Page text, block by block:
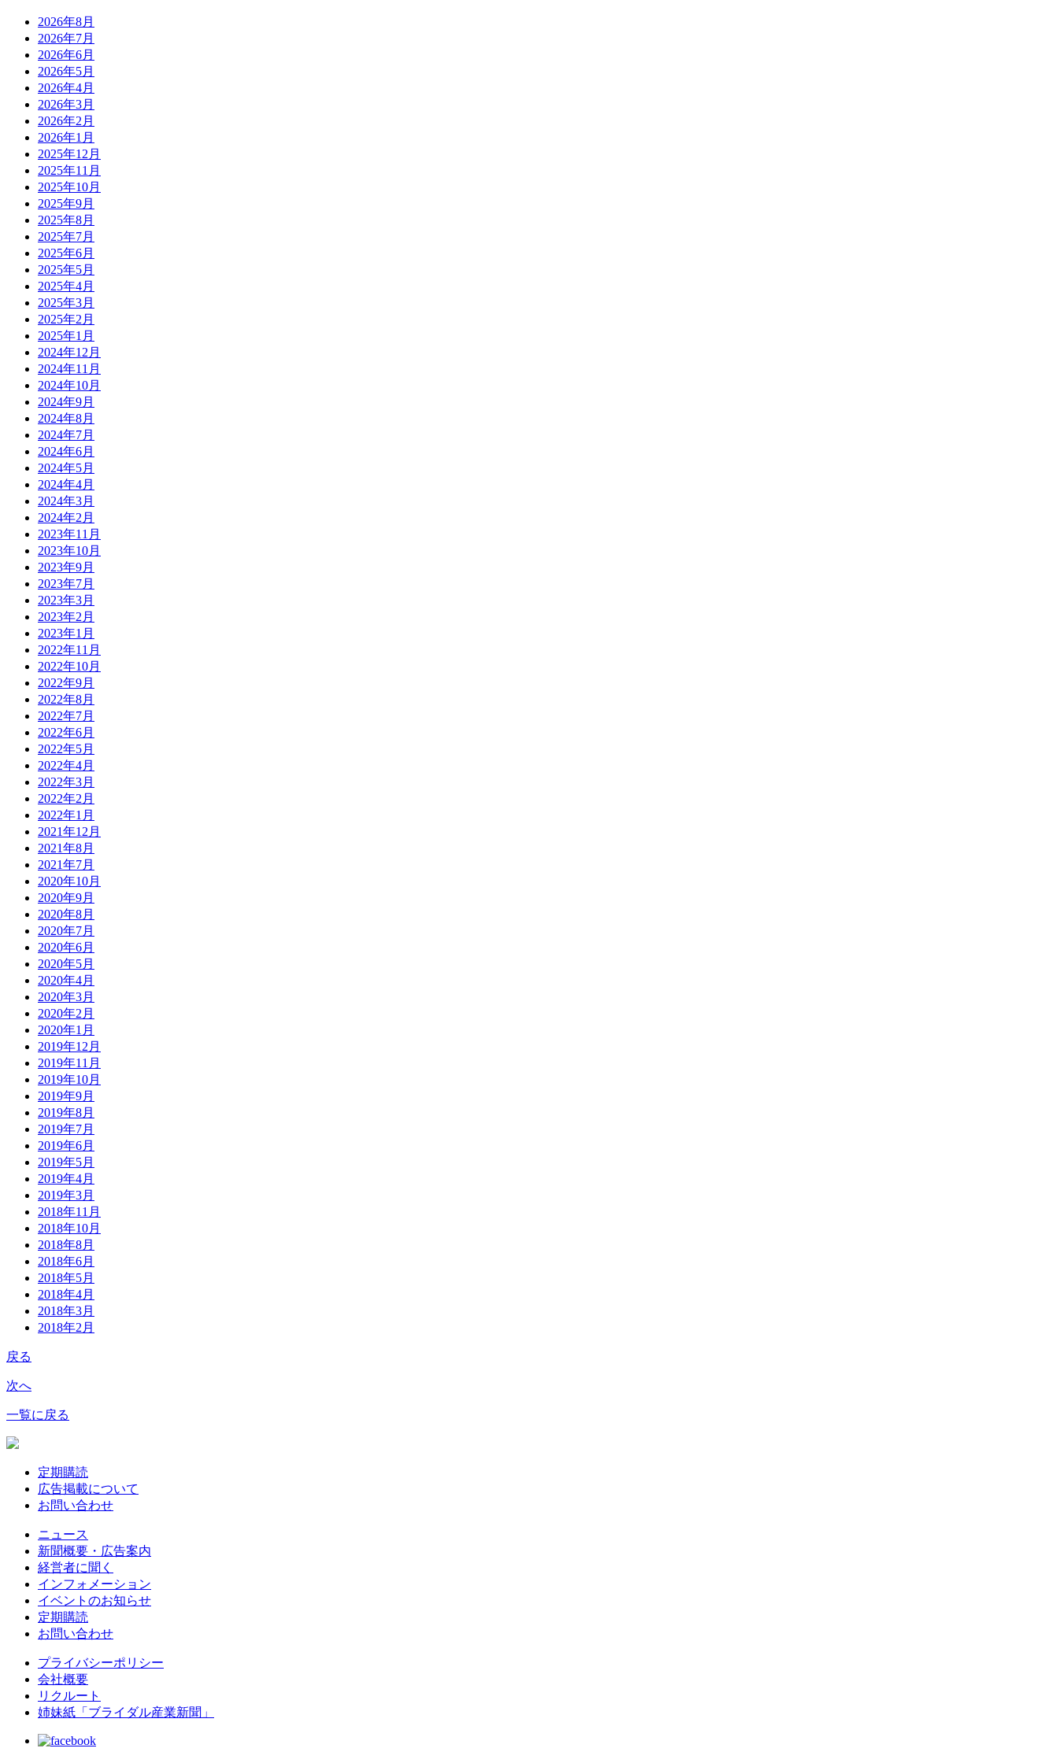
2026年8月
2026年7月
2026年6月
2026年5月
2026年4月
2026年3月
2026年2月
2026年1月
2025年12月
2025年11月
2025年10月
2025年9月
2025年8月
2025年7月
2025年6月
2025年5月
2025年4月
2025年3月
2025年2月
2025年1月
2024年12月
2024年11月
2024年10月
2024年9月
2024年8月
2024年7月
2024年6月
2024年5月
2024年4月
2024年3月
2024年2月
2023年11月
2023年10月
2023年9月
2023年7月
2023年3月
2023年2月
2023年1月
2022年11月
2022年10月
2022年9月
2022年8月
2022年7月
2022年6月
2022年5月
2022年4月
2022年3月
2022年2月
2022年1月
2021年12月
2021年8月
2021年7月
2020年10月
2020年9月
2020年8月
2020年7月
2020年6月
2020年5月
2020年4月
2020年3月
2020年2月
2020年1月
2019年12月
2019年11月
2019年10月
2019年9月
2019年8月
2019年7月
2019年6月
2019年5月
2019年4月
2019年3月
2018年11月
2018年10月
2018年8月
2018年6月
2018年5月
2018年4月
2018年3月
2018年2月
戻る
次へ
一覧に戻る
定期購読
広告掲載について
お問い合わせ
ニュース
新聞概要・広告案内
経営者に聞く
インフォメーション
イベントのお知らせ
定期購読
お問い合わせ
プライバシーポリシー
会社概要
リクルート
姉妹紙「ブライダル産業新聞」